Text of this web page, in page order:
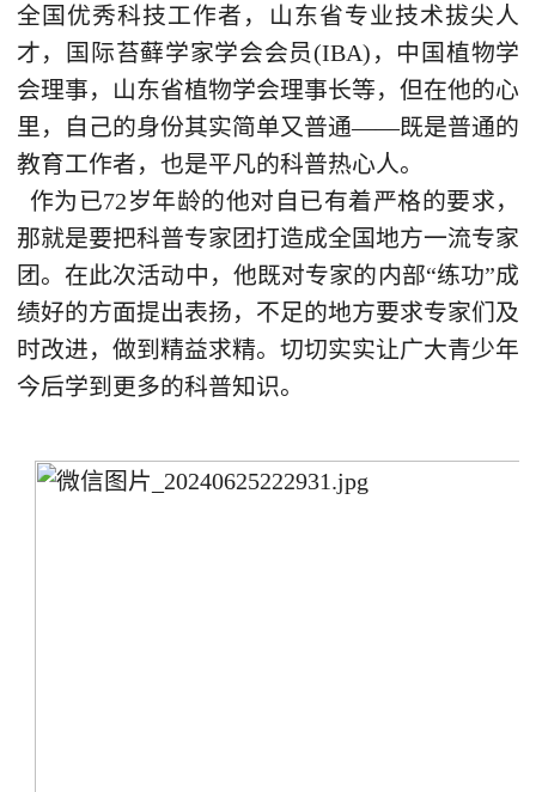
全国优秀科技工作者，山东省专业技术拔尖人
才，国际苔藓学家学会会员(IBA)，中国植物学
会理事，山东省植物学会理事长等，但在他的心
里，自己的身份其实简单又普通——既是普通的
教育工作者，也是平凡的科普热心人。
作为已72岁年龄的他对自已有着严格的要求，
那就是要把科普专家团打造成全国地方一流专家
团。在此次活动中，他既对专家的内部“练功”成
绩好的方面提出表扬，不足的地方要求专家们及
时改进，做到精益求精。切切实实让广大青少年
今后学到更多的科普知识。